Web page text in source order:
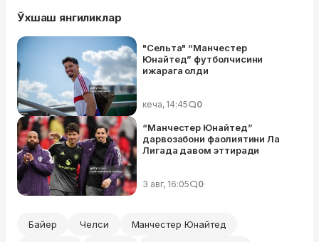
Ўхшаш янгиликлар
"Сельта" “Манчестер
Юнайтед” футболчисини
ижарага олди
кеча, 14:45 0
“Манчестер Юнайтед”
дарвозабони фаолиятини Ла
Лигада давом эттиради
3 авг, 16:05 0
Байер Челси
Манчестер Юнайтед